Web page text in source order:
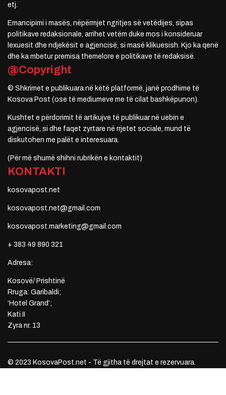
etj.
Emancipimi i masës, nëpërmjet ngritjes së vetëdijes, sipas
politikave redaksionale, arrihet vetëm duke mos i konsideruar
lexuesit dhe ndjekësit e agjencisë, si masë klikuesish. Kjo ka qenë
dhe ka mbetur premisa themelore e politikave të redaksisë.
@Copyright
© Shkrimet e publikuara në këtë platformë, janë prodhime të
Kosova Post (ose të mediumeve me të cilat bashkëpunon).
Kushtet e përdorimit të artikujve të publikuar në uebin e
agjencisë, si dhe faqet zyrtare në rrjetet sociale, mund të
diskutohen me palët e interesuara.
(Për më shumë shihni rubrikën e kontaktit)
KONTAKTI
kosovapost.net
kosovapost.net@gmail.com
kosovapost.marketing@gmail.com
+ 383 49 890 321
Adresa:
Kosovë/ Prishtinë
Rruga: Garibaldi;
‘Hotel Grand’;
Kati II
Zyra nr. 13
© 2023 KosovaPost.net - Të gjitha të drejtat e rezervuara.